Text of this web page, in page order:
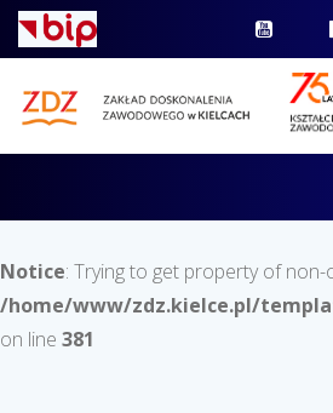
Notice: Trying to get property of non-
/home/www/zdz.kielce.pl/
on line 381